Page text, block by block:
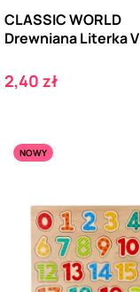
CLASSIC WORLD
Drewniana Literka V
Cena
2,40 zł
NOWY